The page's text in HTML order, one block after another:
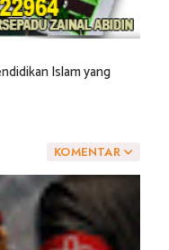
Islam yang
KOMENTAR